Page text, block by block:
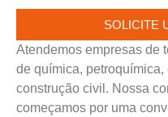
SOLICITE
Atendemos empresas de
de química,
construção civil. Nossa
começamos por uma